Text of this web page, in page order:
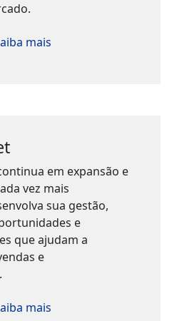
mais
em expansão e
vez mais
sua gestão,
e
que ajudam a
e
mais